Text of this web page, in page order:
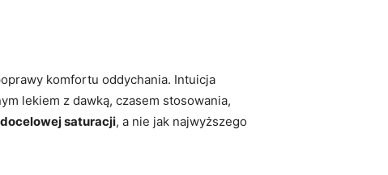
komfortu oddychania. Intuicja
lekiem z dawką, czasem stosowania,
saturacji, a nie jak najwyższego